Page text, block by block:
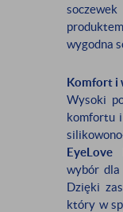
wygodna
Komfort i
Wysoki
komfortu
wybór dla
Dzięki
który w